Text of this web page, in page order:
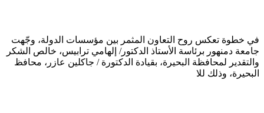
في خطوة تعكس روح التعاون المثمر بين مؤسسات الدولة، وجّهت
جامعة دمنهور برئاسة الأستاذ الدكتور/ إلهامي ترابيس، خالص الشكر
والتقدير لمحافظة البحيرة، بقيادة الدكتورة / جاكلين عازر، محافظ
البحيرة، وذلك للا